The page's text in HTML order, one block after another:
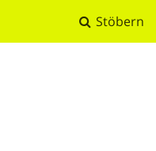
Stöbern